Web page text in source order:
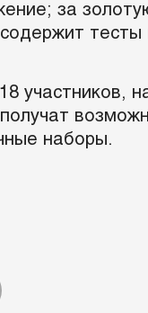
за
участников,
наборы.